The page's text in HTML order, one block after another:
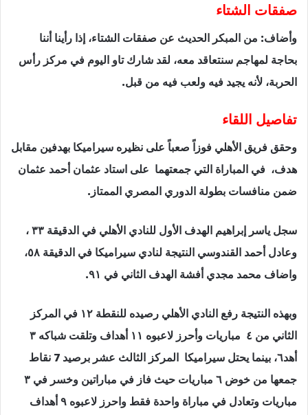
صفقات الشتاء
وأضاف: من المبكر الحديث عن صفقات الشتاء، إذا رأينا أننا
بحاجة لمهاجم سنتعاقد معه، لقد شارك تاو اليوم في مركز رأس
الحربة، لأنه يجيد فيه ولعب فيه من قبل.
تفاصيل اللقاء
وحقق فريق الأهلي فوزاً صعباً على نظيره سيراميكا بهدفين مقابل
هدف، في المباراة التي جمعتهما على استاد عثمان أحمد عثمان
ضمن منافسات بطولة الدوري المصري الممتاز.
سجل ياسر إبراهيم الهدف الأول للنادي الأهلي في الدقيقة ٣٣ ،
وعادل أحمد القندوسي النتيجة لنادي سيراميكا في الدقيقة ٥٨،
واضاف محمد مجدي أفشة الهدف الثاني في ٩١.
وبهذه النتيجة رفع النادي الأهلي رصيده للنقطة ١٢ في المركز
أهد٦، بينما يحتل سيراميكا المركز الثالث عشر برصيد 7 نقاط
جمعها من خوض ٦ مباريات حيث فاز في مباراتين وخسر في ٣
مباريات وتعادل في مباراة واحدة فقط واحرز لاعبوه ٩ أهداف